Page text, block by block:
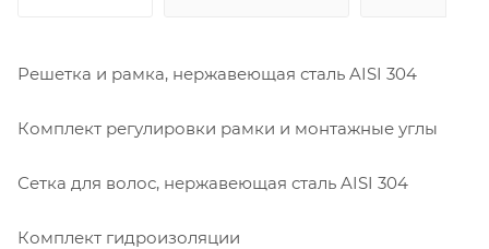
Решетка и рамка, нержавеющая сталь AISI 304
Комплект регулировки рамки и монтажные углы
Сетка для волос, нержавеющая сталь AISI 304
Комплект гидроизоляции